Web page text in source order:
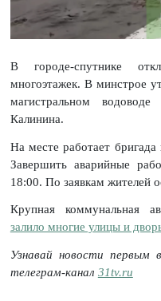
В городе-спутнике
многоэтажек. В минстрое
магистральном
Калинина.
На месте работает
Завершить аварийные
18:00. По заявкам жителей
Крупная коммунальная
залило многие улицы и
Узнавай новости первым
телеграм-канал 31tv.ru